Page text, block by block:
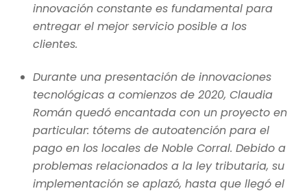
innovación constante es fundamental para
entregar el mejor servicio posible a los
clientes.
Durante una presentación de innovaciones
tecnológicas a comienzos de 2020, Claudia
Román quedó encantada con un proyecto en
particular: tótems de autoatención para el
pago en los locales de Noble Corral. Debido a
problemas relacionados a la ley tributaria, su
implementación se aplazó, hasta que llegó el